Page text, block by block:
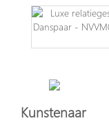
Kunstenaar